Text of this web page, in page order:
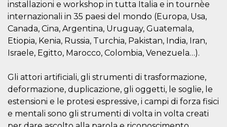
installazioni e workshop in tutta Italia e in tournèe
internazionali in 35 paesi del mondo (Europa, Usa,
Canada, Cina, Argentina, Uruguay, Guatemala,
Etiopia, Kenia, Russia, Turchia, Pakistan, India, Iran,
Israele, Egitto, Marocco, Colombia, Venezuela…).
Gli attori artificiali, gli strumenti di trasformazione,
deformazione, duplicazione, gli oggetti, le soglie, le
estensioni e le protesi espressive, i campi di forza fisici
e mentali sono gli strumenti di volta in volta creati
m.stripe.com
month
is generally
used for
performance
and
optimization
of payment
processing
services,
content on
the browser
to make
pages load
faster.
CookieScriptConsent